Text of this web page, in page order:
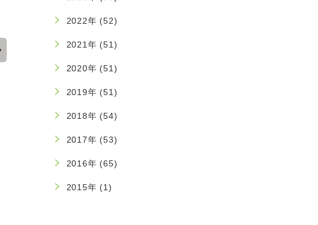
2022年 (52)
2021年 (51)
2020年 (51)
2019年 (51)
2018年 (54)
2017年 (53)
2016年 (65)
2015年 (1)